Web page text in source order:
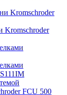
Kromschroder
Kromschroder
FCU 500